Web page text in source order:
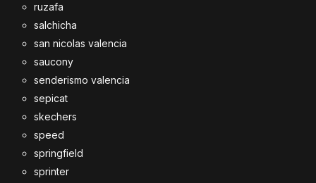
ruzafa
salchicha
san nicolas valencia
saucony
senderismo valencia
sepicat
skechers
speed
springfield
sprinter